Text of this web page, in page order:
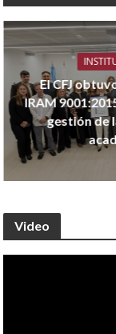
El CFJ
IRAM
gestión de
Video